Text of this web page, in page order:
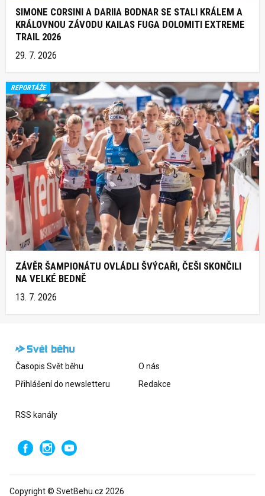
SIMONE CORSINI A DARIIA BODNAR SE STALI KRÁLEM A
KRÁLOVNOU ZÁVODU KAILAS FUGA DOLOMITI EXTREME
TRAIL 2026
29. 7. 2026
REPORTÁŽE
ZÁVĚR ŠAMPIONÁTU OVLÁDLI ŠVÝCAŘI, ČEŠI SKONČILI
NA VELKÉ BEDNĚ
13. 7. 2026
Časopis Svět běhu
Přihlášení do newsletteru
O nás
Redakce
RSS kanály
Copyright © SvetBehu.cz 2026